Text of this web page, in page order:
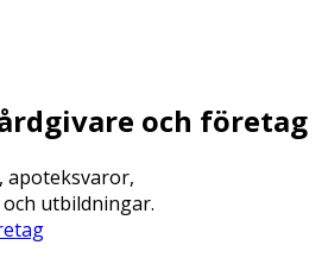
och företag
apoteksvaror,
utbildningar.